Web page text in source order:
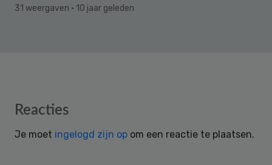
31 weergaven · 10 jaar geleden
Reader
Reacties
Je moet ingelogd zijn op om een reactie te plaatsen.